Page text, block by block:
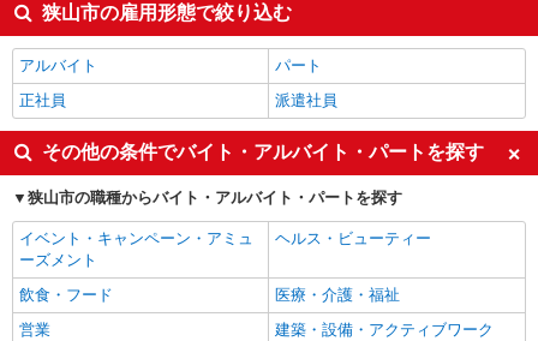
狭山市の雇用形態で絞り込む
アルバイト
パート
正社員
派遣社員
その他の条件でバイト・アルバイト・パートを探す
狭山市の職種からバイト・アルバイト・パートを探す
イベント・キャンペーン・アミュ
ーズメント
ヘルス・ビューティー
飲食・フード
医療・介護・福祉
営業
建築・設備・アクティブワーク